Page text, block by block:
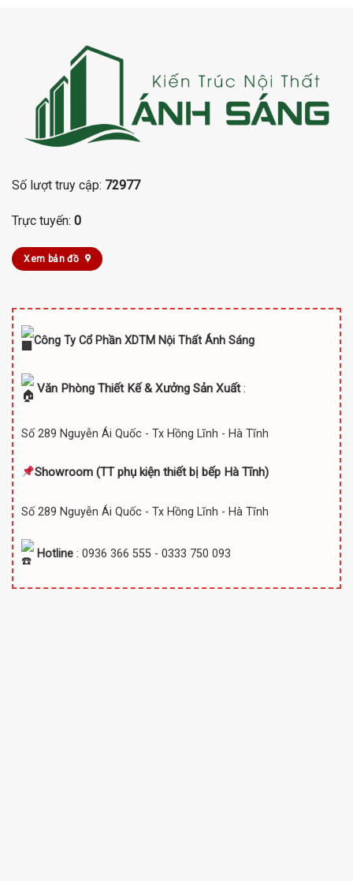
Số lượt truy cập: 72977
Trực tuyến: 0
Xem bản đồ
Công Ty Cổ Phần XDTM Nội Thất Ánh Sáng
Văn Phòng Thiết Kế & Xưởng Sản Xuất:
Số 289 Nguyễn Ái Quốc - Tx Hồng Lĩnh - Hà Tĩnh
Showroom (TTphụ kiện thiết bị bếp Hà Tĩnh)
Số 289 Nguyễn Ái Quốc - Tx Hồng Lĩnh - Hà Tĩnh
Hotline : 0936 366 555 - 0333 750 093